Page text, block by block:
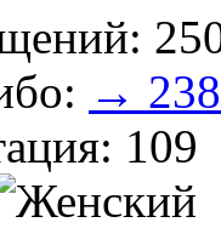
→
109